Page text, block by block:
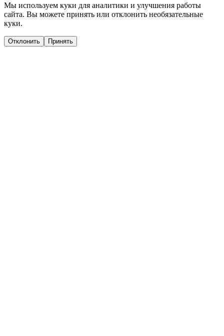
Мы используем куки для аналитики и улучшения работы
сайта. Вы можете принять или отклонить необязательные
куки.
Отклонить Принять